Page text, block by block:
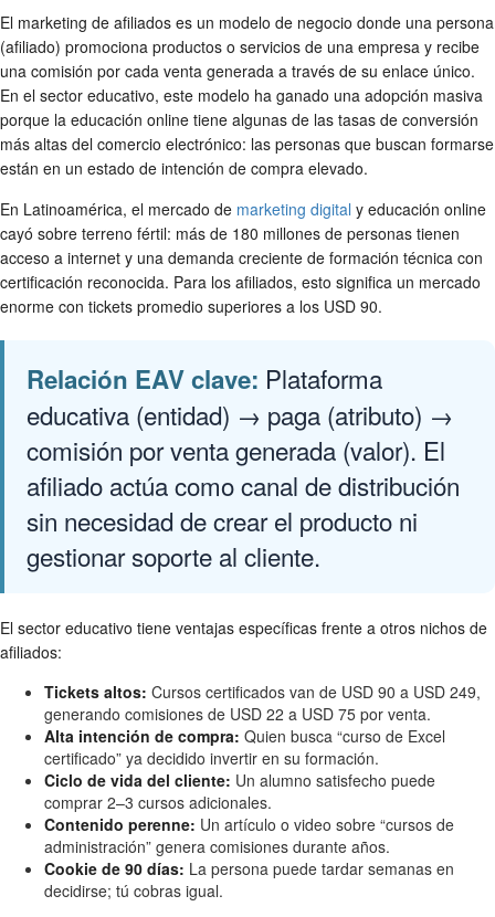
El marketing de afiliados es un modelo de negocio donde una persona
(afiliado) promociona productos o servicios de una empresa y recibe
una comisión por cada venta generada a través de su enlace único.
En el sector educativo, este modelo ha ganado una adopción masiva
porque la educación online tiene algunas de las tasas de conversión
más altas del comercio electrónico: las personas que buscan formarse
están en un estado de intención de compra elevado.
En Latinoamérica, el mercado de marketing digital y educación online
cayó sobre terreno fértil: más de 180 millones de personas tienen
acceso a internet y una demanda creciente de formación técnica con
certificación reconocida. Para los afiliados, esto significa un mercado
enorme con tickets promedio superiores a los USD 90.
Relación EAV clave: Plataforma
educativa (entidad) → paga (atributo) →
comisión por venta generada (valor). El
afiliado actúa como canal de distribución
sin necesidad de crear el producto ni
gestionar soporte al cliente.
El sector educativo tiene ventajas específicas frente a otros nichos de
afiliados:
Tickets altos: Cursos certificados van de USD 90 a USD 249,
generando comisiones de USD 22 a USD 75 por venta.
Alta intención de compra: Quien busca “curso de Excel
certificado” ya decidido invertir en su formación.
Ciclo de vida del cliente: Un alumno satisfecho puede
comprar 2–3 cursos adicionales.
Contenido perenne: Un artículo o video sobre “cursos de
administración” genera comisiones durante años.
Cookie de 90 días: La persona puede tardar semanas en
decidirse; tú cobras igual.